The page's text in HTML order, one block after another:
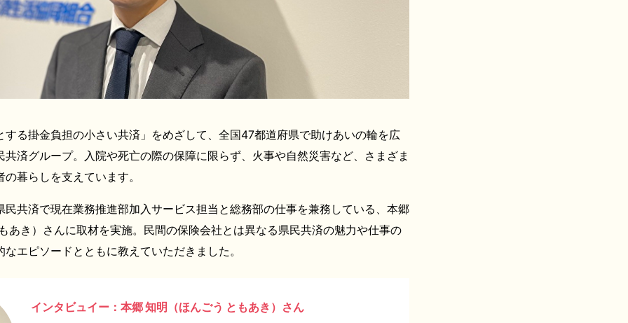
する掛金負担の小さい共済」をめざして、全国47都道府県で助けあいの輪を広
共済グループ。入院や死亡の際の保障に限らず、火事や自然災害など、さまざま
暮らしを支えています。
民共済で現在業務推進部加入サービス担当と総務部の仕事を兼務している、本郷
あき）さんに取材を実施。民間の保険会社とは異なる県民共済の魅力や仕事の
エピソードとともに教えていただきました。
インタビュイー：本郷 知明（ほんごう ともあき）さん